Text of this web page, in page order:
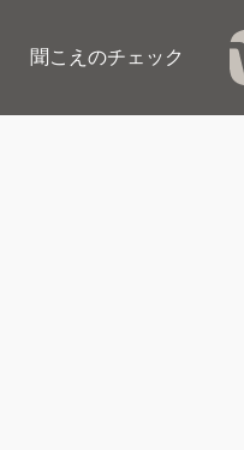
聞こえのチェック​